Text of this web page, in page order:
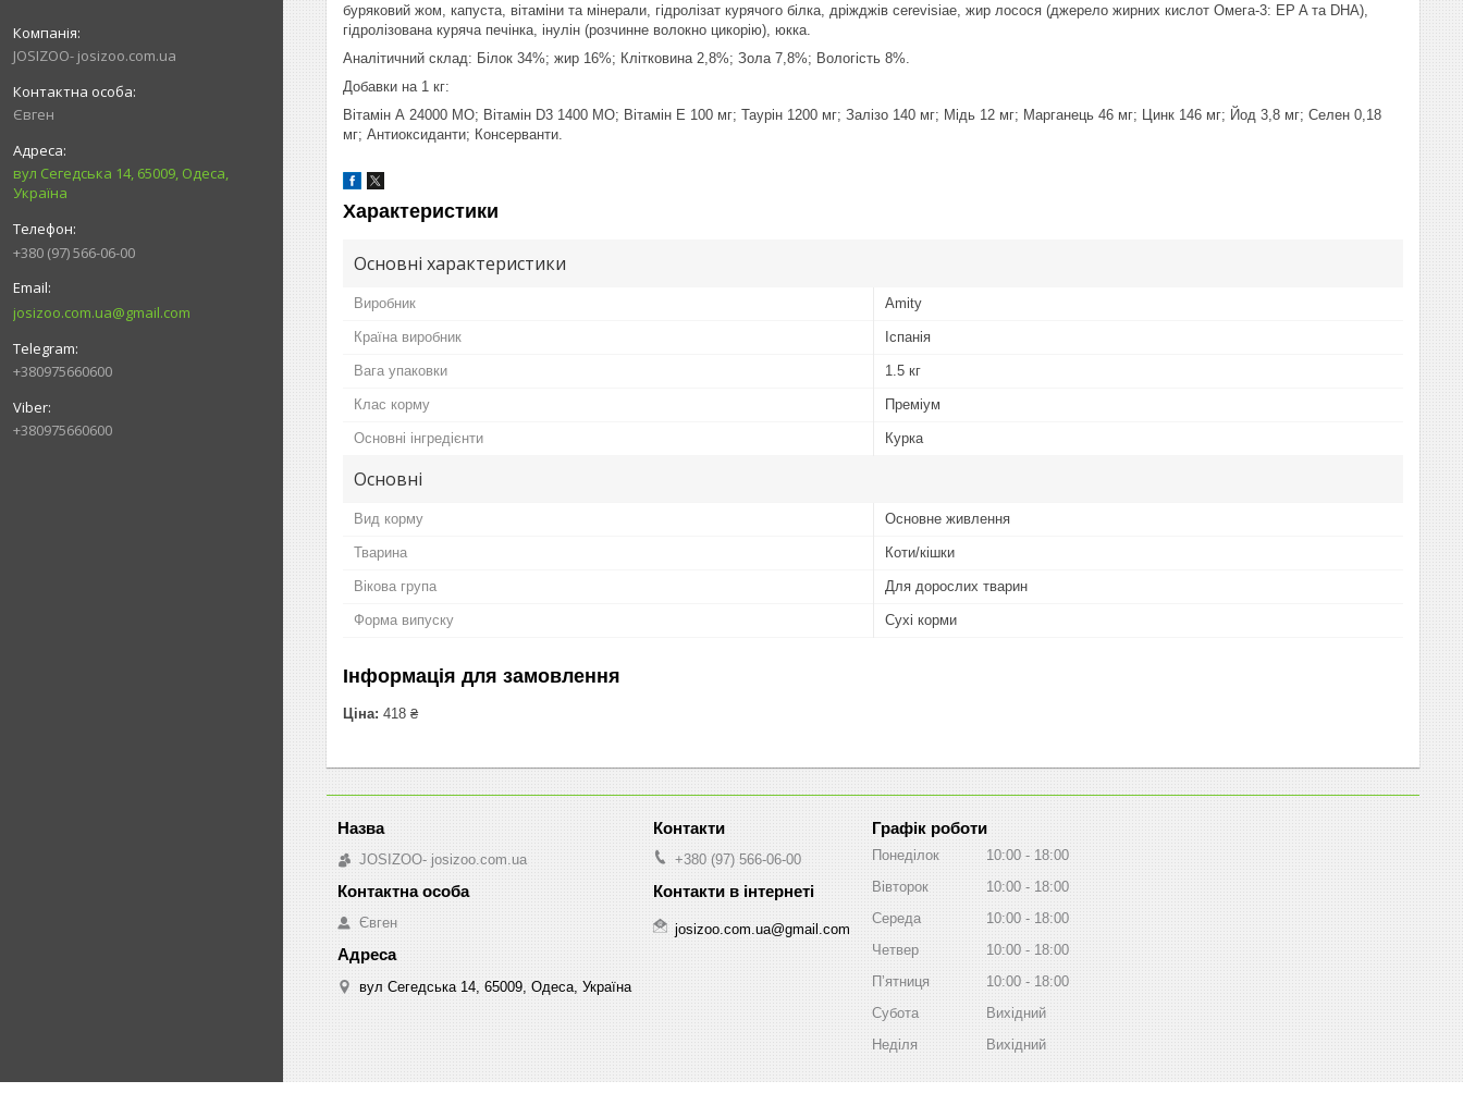
JOSIZOO- josizoo.com.ua
Євген
вул Сегедська 14, 65009, Одеса,
Україна
+380 (97) 566-06-00
josizoo.com.ua@gmail.com
+380975660600
+380975660600
буряковий жом, капуста, вітаміни та мінерали, гідролізат курячого білка, дріжджів cerevisiae, жир лосося (джерело жирних кислот Омега-3: EP A та DHA),
гідролізована куряча печінка, інулін (розчинне волокно цикорію), юкка.
Аналітичний склад: Білок 34%; жир 16%; Клітковина 2,8%; Зола 7,8%; Вологість 8%.
Добавки на 1 кг:
Вітамін А 24000 МО; Вітамін D3 1400 МО; Вітамін Е 100 мг; Таурін 1200 мг; Залізо 140 мг; Мідь 12 мг; Марганець 46 мг; Цинк 146 мг; Йод 3,8 мг; Селен 0,18
мг; Антиоксиданти; Консерванти.
Характеристики
Основні характеристики
Виробник Amity
Країна виробник Іспанія
Вага упаковки 1.5 кг
Клас корму Преміум
Основні інгредієнти Курка
Основні
Вид корму Основне живлення
Тварина Коти/кішки
Вікова група Для дорослих тварин
Форма випуску Сухі корми
Інформація для замовлення
Ціна: 418 ₴
JOSIZOO- josizoo.com.ua
Євген
вул Сегедська 14, 65009, Одеса, Україна
+380 (97) 566-06-00
josizoo.com.ua@gmail.com
Графік роботи
Понеділок 10:00
18:00
Вівторок
10:00
18:00
Середа
10:00
18:00
Четвер
10:00
18:00
Пʼятниця
10:00
18:00
Субота
Вихідний
Неділя
Вихідний